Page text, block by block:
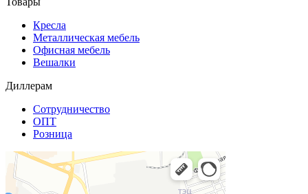
Кресла
Металлическая мебель
Офисная мебель
Вешалки
Диллерам
Сотрудничество
ОПТ
Розница